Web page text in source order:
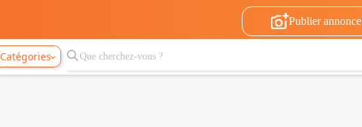
Publier annonce
Catégories